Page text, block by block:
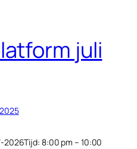
juli
8:00 pm – 10:00